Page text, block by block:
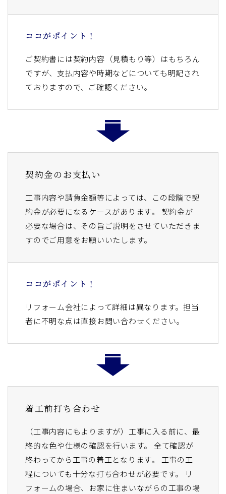
ココがポイント！
ご契約書には契約内容（見積もり等）はもちろん
ですが、支払内容や時期などについても明記され
ておりますので、ご確認ください。
契約金のお支払い
工事内容や請負金額等によっては、この段階で契
約金が必要になるケースがあります。 契約金が
必要な場合は、その旨ご説明をさせていただきま
すのでご用意をお願いいたします。
ココがポイント！
リフォーム会社によって詳細は異なります。担当
者に不明な点は直接お問い合わせください。
着工前打ち合わせ
（工事内容にもよりますが）工事に入る前に、最
終的な色や仕様の確認を行います。 全て確認が
終わってから工事の着工となります。 工事の工
程についても十分な打ち合わせが必要です。 リ
フォームの場合、お家に住まいながらの工事の場